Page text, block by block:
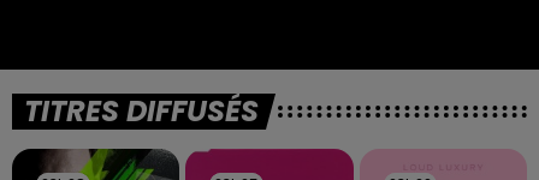
TITRES DIFFUSÉS